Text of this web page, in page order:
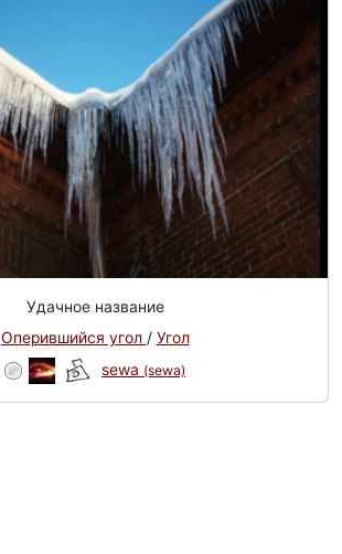
Удачное название
Оперившийся угол / Угол
sewa (sewa)